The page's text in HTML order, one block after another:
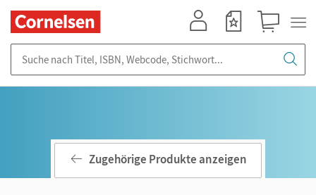
Zugehörige Produkte anzeigen